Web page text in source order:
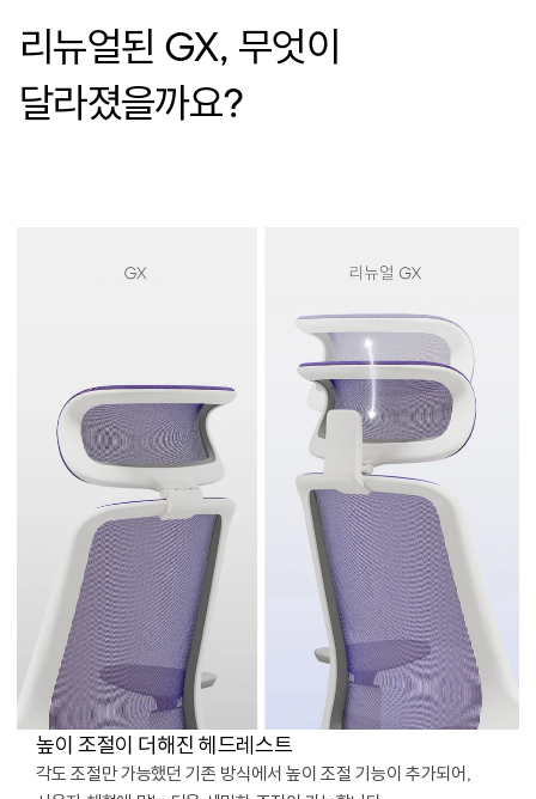
리뉴얼된 GX, 무엇이
달라졌을까요?
높이 조절이 더해진 헤드레스트
각도 조절만 가능했던 기존 방식에서 높이 조절 기능이 추가되어,